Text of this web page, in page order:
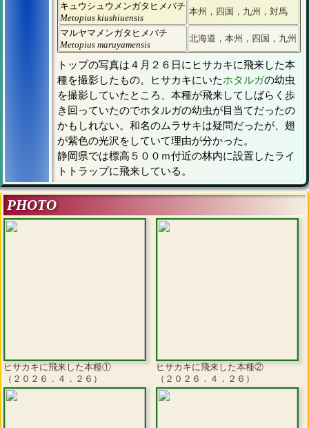
キュウシュウメンガタヒメバチ
Metopius kiushiuensis
本州，四国，九州，対馬
マルヤマメンガタヒメバチ
Metopius maruyamensis
北海道，本州，四国，九州
トップの写真は４月２６日にヒサカキに飛来した本
種を撮影したもの。ヒサカキにいたホタルガの幼虫
を撮影していたところ、本種が飛来してしばらく歩
き回っていたのでホタルガの幼虫が目当てだったの
かもしれない。和名のムラサキは疑問だったが、翅
が紫色の光沢をしていて理由が分かった。
静岡県では標高５００ｍ付近の林内に設置したライ
トトラップに飛来している。
PHOTO
ヒサカキに飛来した本種①
（２０２６．４．２６）
ヒサカキに飛来した本種②
（２０２６．４．２６）